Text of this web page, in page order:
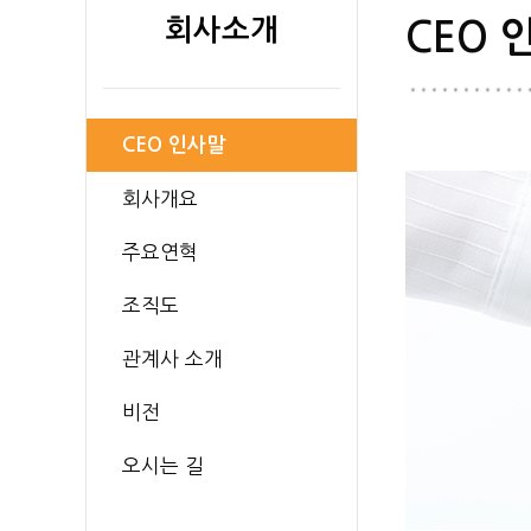
회사소개
CEO 인사말
회사개요
주요연혁
조직도
관계사 소개
비전
오시는 길
CEO